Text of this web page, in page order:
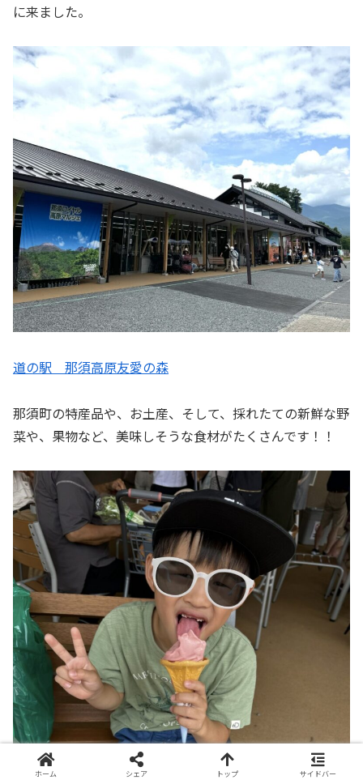
に来ました。
道の駅 那須高原友愛の森
那須町の特産品や、お土産、そして、採れたての新鮮な野
菜や、果物など、美味しそうな食材がたくさんです！！
ホーム シェア トップ サイドバー